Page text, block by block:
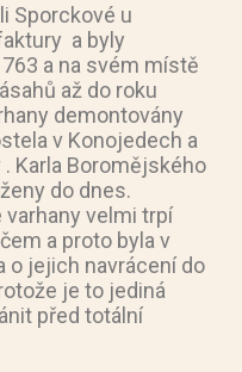
Sporckové u
a byly
a na svém místě
až do roku
demontovány
v Konojedech a
Karla Boromějského
do dnes.
velmi trpí
a proto byla v
o jejich navrácení do
je to jediná
před totální